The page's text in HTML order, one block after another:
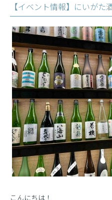
【イベント情報】にいがた
こんにちは！